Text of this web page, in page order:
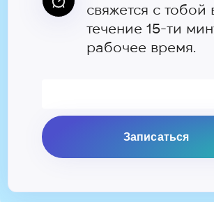
свяжется с тобой
течение 15-ти
рабочее время.